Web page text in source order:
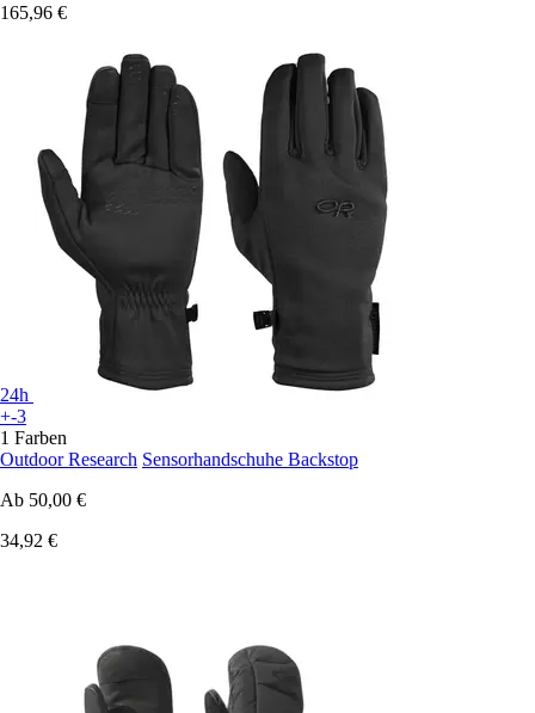
165,96 €
24h
+-3
1 Farben
Outdoor Research Sensorhandschuhe Backstop
Ab 50,00 €
34,92 €